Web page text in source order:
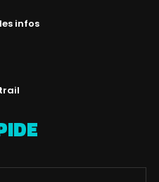
infos